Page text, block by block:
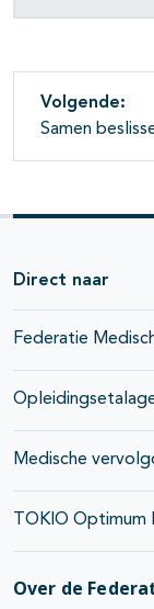
Volgende:
Samen
Direct naar
Federatie
Medische
TOKIO Optimum
Over de